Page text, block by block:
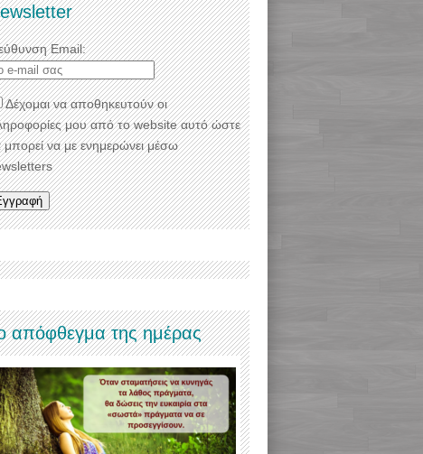
Email:
Δέχομαι να αποθηκευτούν οι
μου από το website αυτό ώστε
μπορεί να με ενημερώνει μέσω
απόφθεγμα της ημέρας